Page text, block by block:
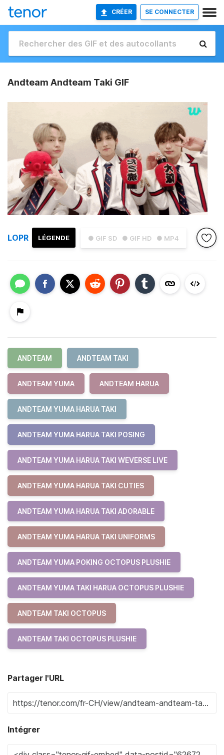
CRÉER SE CONNECTER
Andteam Andteam Taki GIF
● GIF SD ● GIF HD ● MP4
LÉGENDE
LOPR
ANDTEAM ANDTEAM TAKI
ANDTEAM YUMA ANDTEAM HARUA
ANDTEAM YUMA HARUA TAKI
ANDTEAM YUMA HARUA TAKI POSING
ANDTEAM YUMA HARUA TAKI WEVERSE LIVE
ANDTEAM YUMA HARUA TAKI CUTIES
ANDTEAM YUMA HARUA TAKI ADORABLE
ANDTEAM YUMA HARUA TAKI UNIFORMS
ANDTEAM YUMA POKING OCTOPUS PLUSHIE
ANDTEAM YUMA TAKI HARUA OCTOPUS PLUSHIE
ANDTEAM TAKI OCTOPUS
ANDTEAM TAKI OCTOPUS PLUSHIE
Partager l'URL
Intégrer